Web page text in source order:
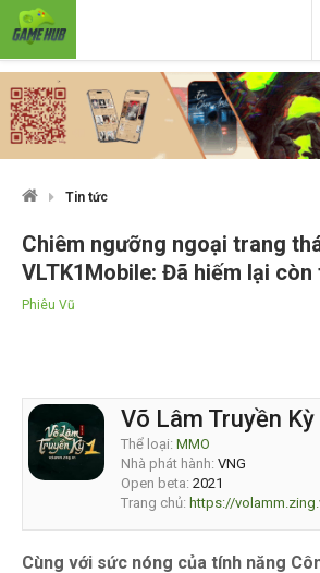
Tin tức
Chiêm ngưỡng ngoại trang
VLTK1Mobile: Đã hiếm lại
Phiêu Vũ
Võ Lâm Truyền
Thể loại: MMO
Nhà phát hành: VNG
Open beta: 2021
Trang chủ: https://
Cùng với sức nóng của tính năng